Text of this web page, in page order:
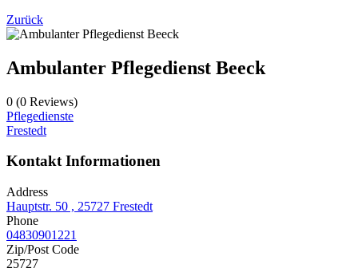
Zurück
Ambulanter Pflegedienst Beeck
0 (0 Reviews)
Pflegedienste
Frestedt
Kontakt Informationen
Address
Hauptstr. 50 , 25727 Frestedt
Phone
04830901221
Zip/Post Code
25727